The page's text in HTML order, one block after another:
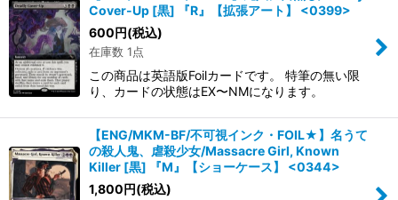
Cover-Up [黒] 『R』【拡張アート】 <0399>
600円(税込)
在庫数 1点
この商品は英語版Foilカードです。 特筆の無い限
り、カードの状態はEX〜NMになります。
【ENG/MKM-BF/不可視インク・FOIL★】名うて
の殺人鬼、虐殺少女/Massacre Girl, Known
Killer [黒] 『M』【ショーケース】 <0344>
1,800円(税込)